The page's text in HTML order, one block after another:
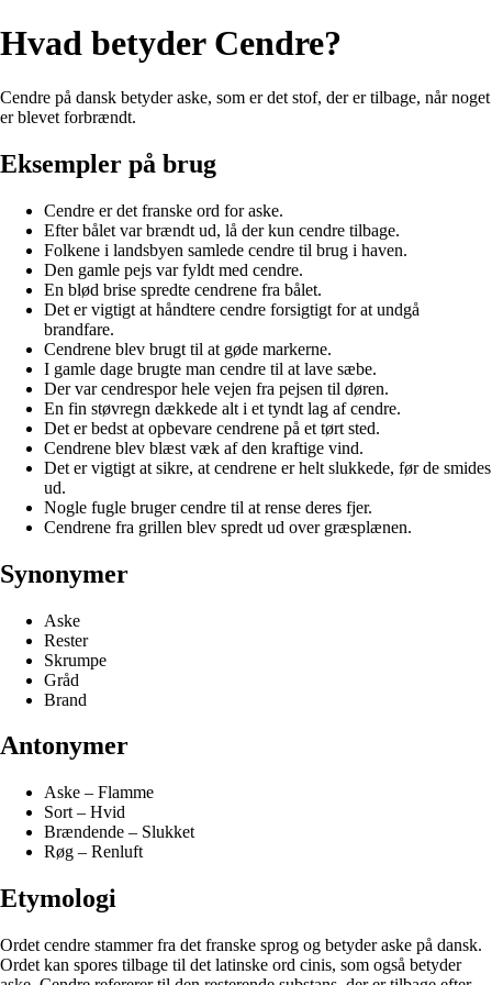
Hvad betyder Cendre?
Cendre på dansk betyder aske, som er det stof, der er tilbage, når noget
er blevet forbrændt.
Eksempler på brug
Cendre er det franske ord for aske.
Efter bålet var brændt ud, lå der kun cendre tilbage.
Folkene i landsbyen samlede cendre til brug i haven.
Den gamle pejs var fyldt med cendre.
En blød brise spredte cendrene fra bålet.
Det er vigtigt at håndtere cendre forsigtigt for at undgå
brandfare.
Cendrene blev brugt til at gøde markerne.
I gamle dage brugte man cendre til at lave sæbe.
Der var cendrespor hele vejen fra pejsen til døren.
En fin støvregn dækkede alt i et tyndt lag af cendre.
Det er bedst at opbevare cendrene på et tørt sted.
Cendrene blev blæst væk af den kraftige vind.
Det er vigtigt at sikre, at cendrene er helt slukkede, før de smides
ud.
Nogle fugle bruger cendre til at rense deres fjer.
Cendrene fra grillen blev spredt ud over græsplænen.
Synonymer
Aske
Rester
Skrumpe
Gråd
Brand
Antonymer
Aske – Flamme
Sort – Hvid
Brændende – Slukket
Røg – Renluft
Etymologi
Ordet cendre stammer fra det franske sprog og betyder aske på dansk.
Ordet kan spores tilbage til det latinske ord cinis, som også betyder